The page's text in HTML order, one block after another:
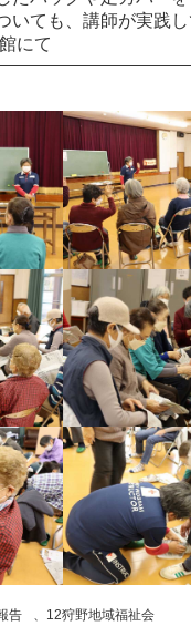
いても、講師が実践
にて
告 、 12狩野地域福祉会